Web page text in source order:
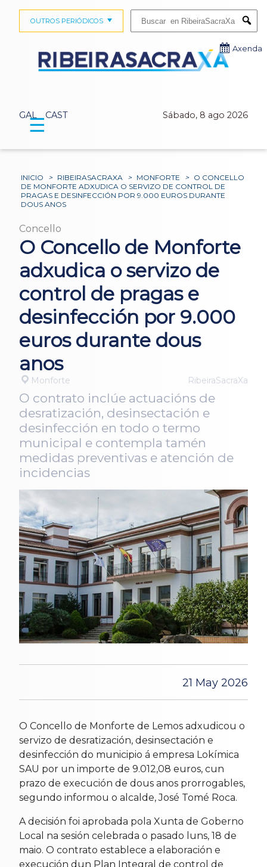
GAL CAST Sábado, 8 ago 2026
OUTROS PERIÓDICOS
Axenda
☰
INICIO > RIBEIRASACRAXA > MONFORTE > O CONCELLO
DE MONFORTE ADXUDICA O SERVIZO DE CONTROL DE
PRAGAS E DESINFECCIÓN POR 9.000 EUROS DURANTE
DOUS ANOS
Concello
O Concello de Monforte
adxudica o servizo de
control de pragas e
desinfección por 9.000
euros durante dous
anos
Monforte RibeiraSacraXa
O contrato inclúe actuacións de
desratización, desinsectación e
desinfección en todo o termo
municipal e contempla tamén
medidas preventivas e atención de
incidencias
21 May 2026
O Concello de Monforte de Lemos adxudicou o
servizo de desratización, desinsectación e
desinfección do municipio á empresa Lokímica
SAU por un importe de 9.012,08 euros, cun
prazo de execución de dous anos prorrogables,
segundo informou o alcalde, José Tomé Roca.
A decisión foi aprobada pola Xunta de Goberno
Local na sesión celebrada o pasado luns, 18 de
maio. O contrato establece a elaboración e
execución dun Plan Integral de control de